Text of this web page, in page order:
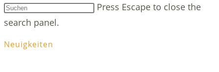
Press Escape to close the
search panel.
Neuigkeiten